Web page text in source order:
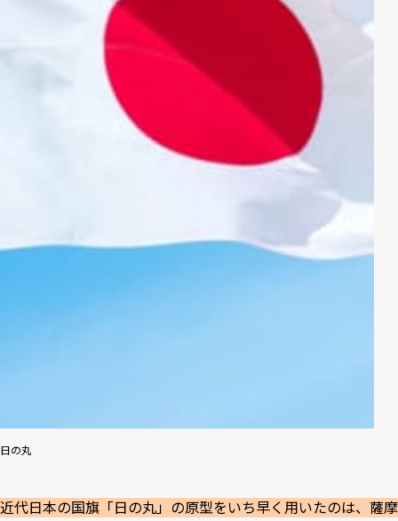
日の丸
近代日本の国旗「日の丸」の原型をいち早く用いたのは、薩摩